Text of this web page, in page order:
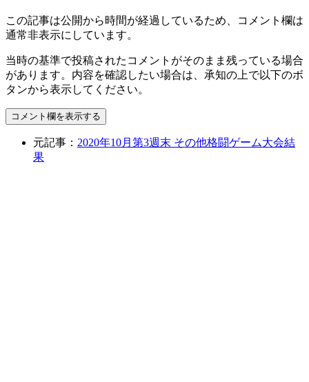
この記事は公開から時間が経過しているため、コメント欄は
通常非表示にしています。
当時の基準で投稿されたコメントがそのまま残っている場合
があります。内容を確認したい場合は、承知の上で以下のボ
タンから表示してください。
コメント欄を表示する
元記事： 2020年10月第3週末 その他格闘ゲーム大会結
果